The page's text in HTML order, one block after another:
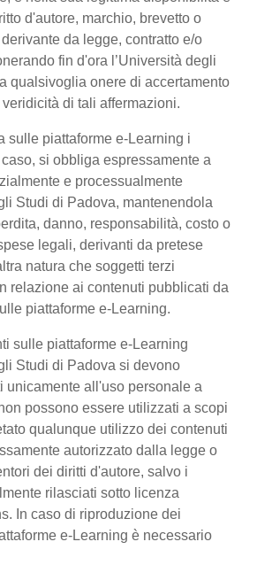
d'autore, marchio, brevetto o
da legge, contratto e/o
fin d'ora l’Università degli
qualsivoglia onere di accertamento
di tali affermazioni.
sulle piattaforme e-Learning i
si obbliga espressamente a
e processualmente
Studi di Padova, mantenendola
danno, responsabilità, costo o
legali, derivanti da pretese
natura che soggetti terzi
relazione ai contenuti pubblicati da
piattaforme e-Learning.
sulle piattaforme e-Learning
Studi di Padova si devono
unicamente all'uso personale a
possono essere utilizzati a scopi
qualunque utilizzo dei contenuti
autorizzato dalla legge o
dei diritti d'autore, salvo i
rilasciati sotto licenza
In caso di riproduzione dei
e-Learning è necessario